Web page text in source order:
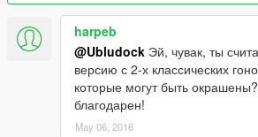
Установка:
С помощью OpenIV файл
----------------------dominator2.yft,
harpeb
@Ubludock Эй, чувак, ты
версию с 2-х классических
которые могут быть
благодарен!
May 06, 2016